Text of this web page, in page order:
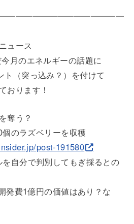
ュース
月のエネルギーの話題に
（突っ込み？）を付けて
おります！
奪う？
のラズベリーを収穫
/post-191580
自分で判別してもぎ採るとの
発費1億円の価値はあり？な